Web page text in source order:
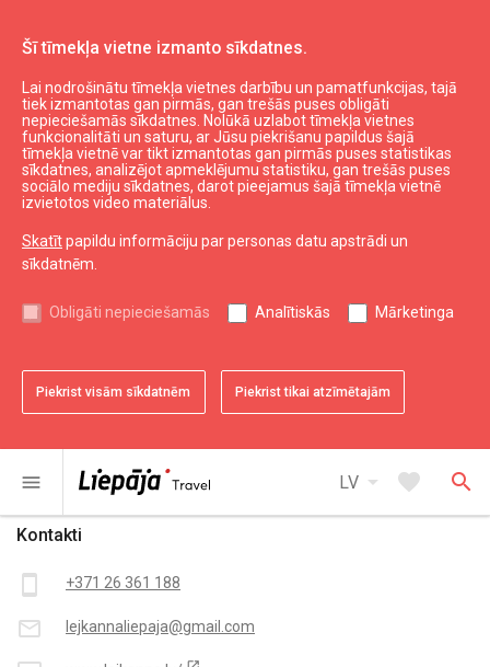
Šī tīmekļa vietne izmanto sīkdatnes.
Lai nodrošinātu tīmekļa vietnes darbību un pamatfunkcijas, tajā
tiek izmantotas gan pirmās, gan trešās puses obligāti
nepieciešamās sīkdatnes. Nolūkā uzlabot tīmekļa vietnes
funkcionalitāti un saturu, ar Jūsu piekrišanu papildus šajā
tīmekļa vietnē var tikt izmantotas gan pirmās puses statistikas
sīkdatnes, analizējot apmeklējumu statistiku, gan trešās puses
sociālo mediju sīkdatnes, darot pieejamus šajā tīmekļa vietnē
izvietotos video materiālus.
Skatītpapildu informāciju par personas datu apstrādi un
sīkdatnēm.
Obligāti nepieciešamās Analītiskās Mārketinga
Piekrist visām sīkdatnēm Piekrist tikai atzīmētajām
menu LV arrow_drop_down favorite search
Ēst un izklaidēties Svinību vietas
Studija bērniem "Lejkanna"
chevron_left chevron_right
Kontakti
smartphone +371 26 361 188
mail_outline lejkannaliepaja@gmail.com